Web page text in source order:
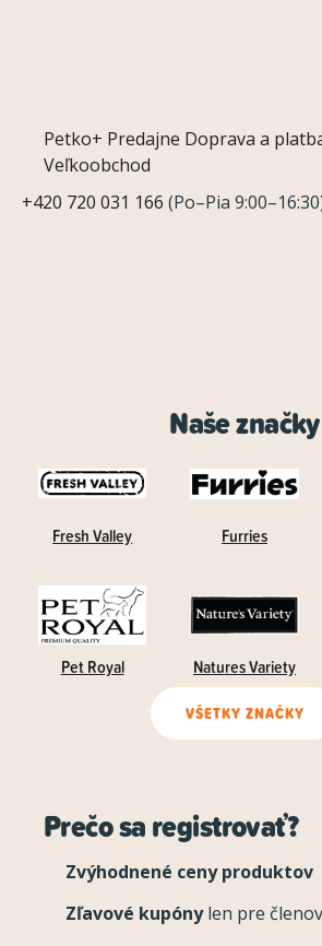
Petko+ Predajne Doprava a
Veľkoobchod
+420 720 031 166 (Po–Pia
Naše značky
Fresh Valley Furries
Pet Royal Natures Variety
VŠETKY ZNAČKY
Prečo sa registrovať?
Zvýhodnené ceny produktov
Zľavové kupónylen pre členov